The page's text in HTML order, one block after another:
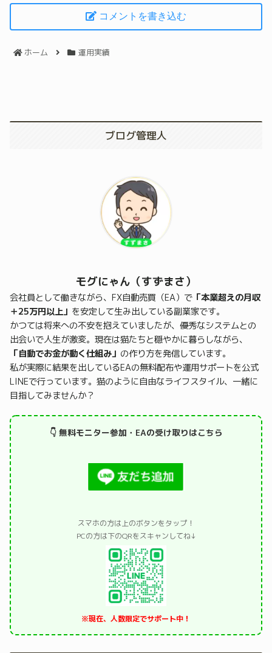
コメントを書き込む
ホーム 運用実績
ブログ管理人
モグにゃん（すずまさ）
会社員として働きながら、FX自動売買（EA）で 「本業超えの月収
＋25万円以上」 を安定して生み出している副業家です。
かつては将来への不安を抱えていましたが、優秀なシステムとの
出会いで人生が激変。現在は猫たちと穏やかに暮らしながら、
「自動でお金が動く仕組み」 の作り方を発信しています。
私が実際に結果を出しているEAの無料配布や運用サポートを公式
LINEで行っています。猫のように自由なライフスタイル、一緒に
目指してみませんか？
👇 無料モニター参加・EAの受け取りはこちら
スマホの方は上のボタンをタップ！
PCの方は下のQRをスキャンしてね↓
※現在、人数限定でサポート中！